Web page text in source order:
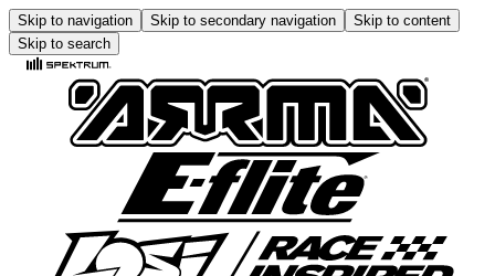
Skip to navigation Skip to secondary navigation
Skip to content
Skip to search